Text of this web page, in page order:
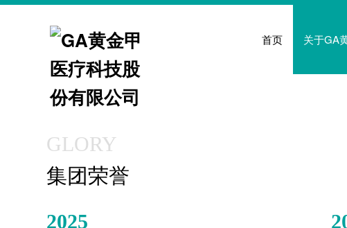
首页 关于GA
GLORY
集团荣誉
2025